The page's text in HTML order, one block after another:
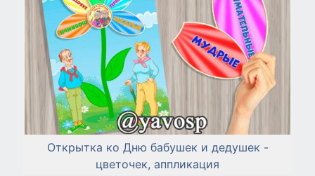
Открытка ко Дню бабушек и дедушек -
цветочек, аппликация